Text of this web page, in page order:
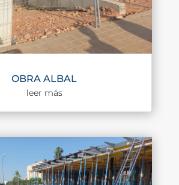
OBRA ALBAL
leer más